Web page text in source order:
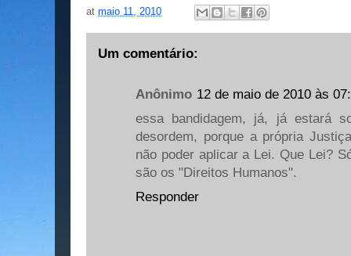
at maio 11, 2010
Um comentário:
Anônimo 12 de maio de 2010 às
essa bandidagem, já, já estará
desordem, porque a própria
não poder aplicar a Lei. Que Lei?
são os "Direitos Humanos".
Responder